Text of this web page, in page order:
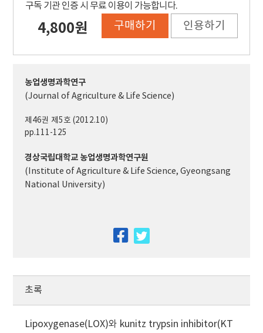
구독 기관 인증 시 무료 이용이 가능합니다.
4,800원 구매하기 인용하기
농업생명과학연구
(Journal of Agriculture & Life Science)
제46권 제5호 (2012.10)
pp.111-125
경상국립대학교 농업생명과학연구원
(Institute of Agriculture & Life Science, Gyeongsang
National University)
facebook
초록
Lipoxygenase(LOX)와 kunitz trypsin inhibitor(KT